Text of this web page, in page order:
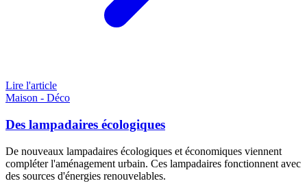
Lire l'article
Maison - Déco
Des lampadaires écologiques
De nouveaux lampadaires écologiques et économiques viennent
compléter l'aménagement urbain. Ces lampadaires fonctionnent avec
des sources d'énergies renouvelables.